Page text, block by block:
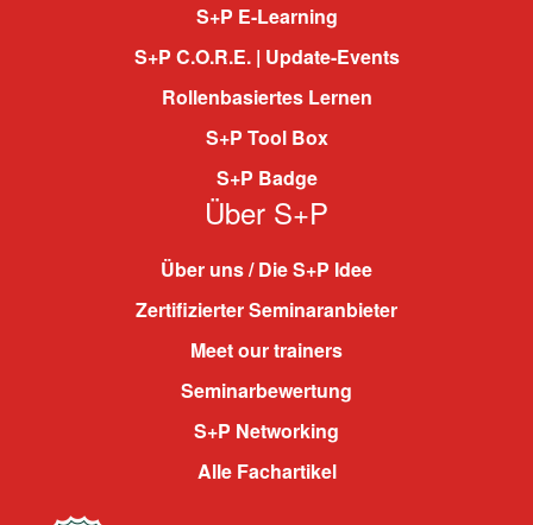
S+P E-Learning
S+P C.O.R.E. | Update-Events
Rollenbasiertes Lernen
S+P Tool Box
S+P Badge
Über S+P
Über uns / Die S+P Idee
Zertifizierter Seminaranbieter
Meet our trainers
Seminarbewertung
S+P Networking
Alle Fachartikel